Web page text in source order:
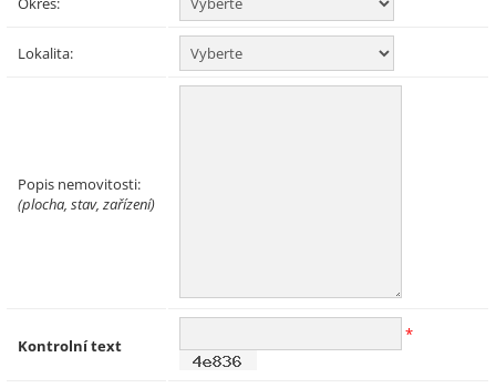
Lokalita:
Popis nemovitosti:
(plocha, stav, zařízení)
Kontrolní text
*